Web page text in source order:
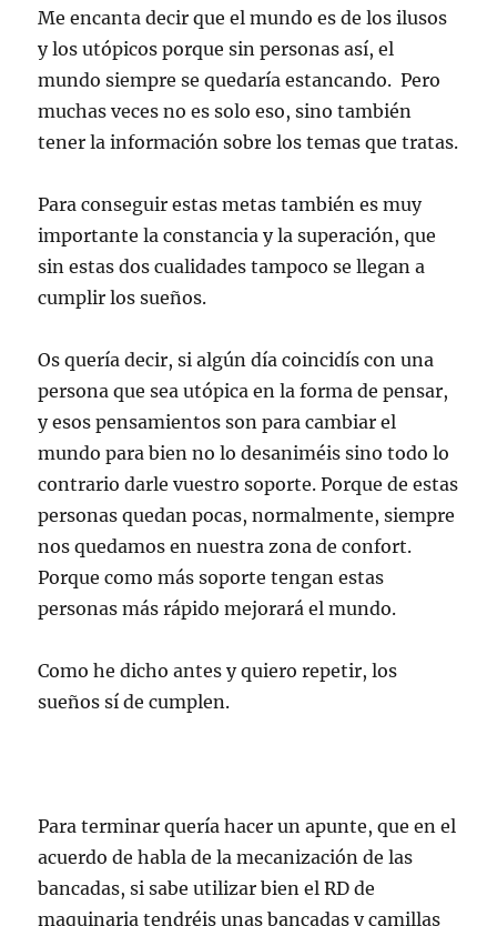
Me encanta decir que el mundo es de los ilusos
y los utópicos porque sin personas así, el
mundo siempre se quedaría estancando. Pero
muchas veces no es solo eso, sino también
tener la información sobre los temas que tratas.
Para conseguir estas metas también es muy
importante la constancia y la superación, que
sin estas dos cualidades tampoco se llegan a
cumplir los sueños.
Os quería decir, si algún día coincidís con una
persona que sea utópica en la forma de pensar,
y esos pensamientos son para cambiar el
mundo para bien no lo desaniméis sino todo lo
contrario darle vuestro soporte. Porque de estas
personas quedan pocas, normalmente, siempre
nos quedamos en nuestra zona de confort.
Porque como más soporte tengan estas
personas más rápido mejorará el mundo.
Como he dicho antes y quiero repetir, los
sueños sí de cumplen.
Para terminar quería hacer un apunte, que en el
acuerdo de habla de la mecanización de las
bancadas, si sabe utilizar bien el RD de
maquinaria tendréis unas bancadas y camillas